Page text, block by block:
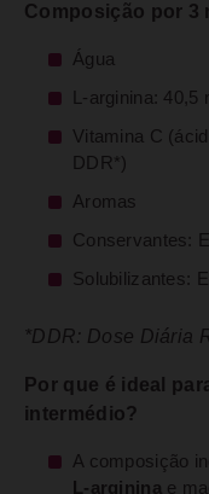
Composição por 3
Água
L-arginina: 40,5
Vitamina C
DDR*)
Aromas
Conservantes:
Solubilizantes:
*DDR: Dose Diária
Por que é ideal
intermédio?
A composição
L-arginina e